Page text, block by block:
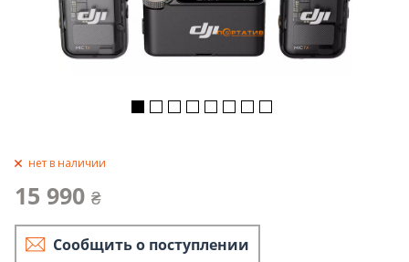
нет в наличии
15 990 ₴
Сообщить о поступлении